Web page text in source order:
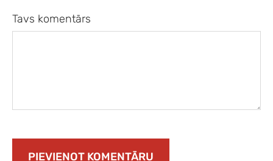
Tavs komentārs